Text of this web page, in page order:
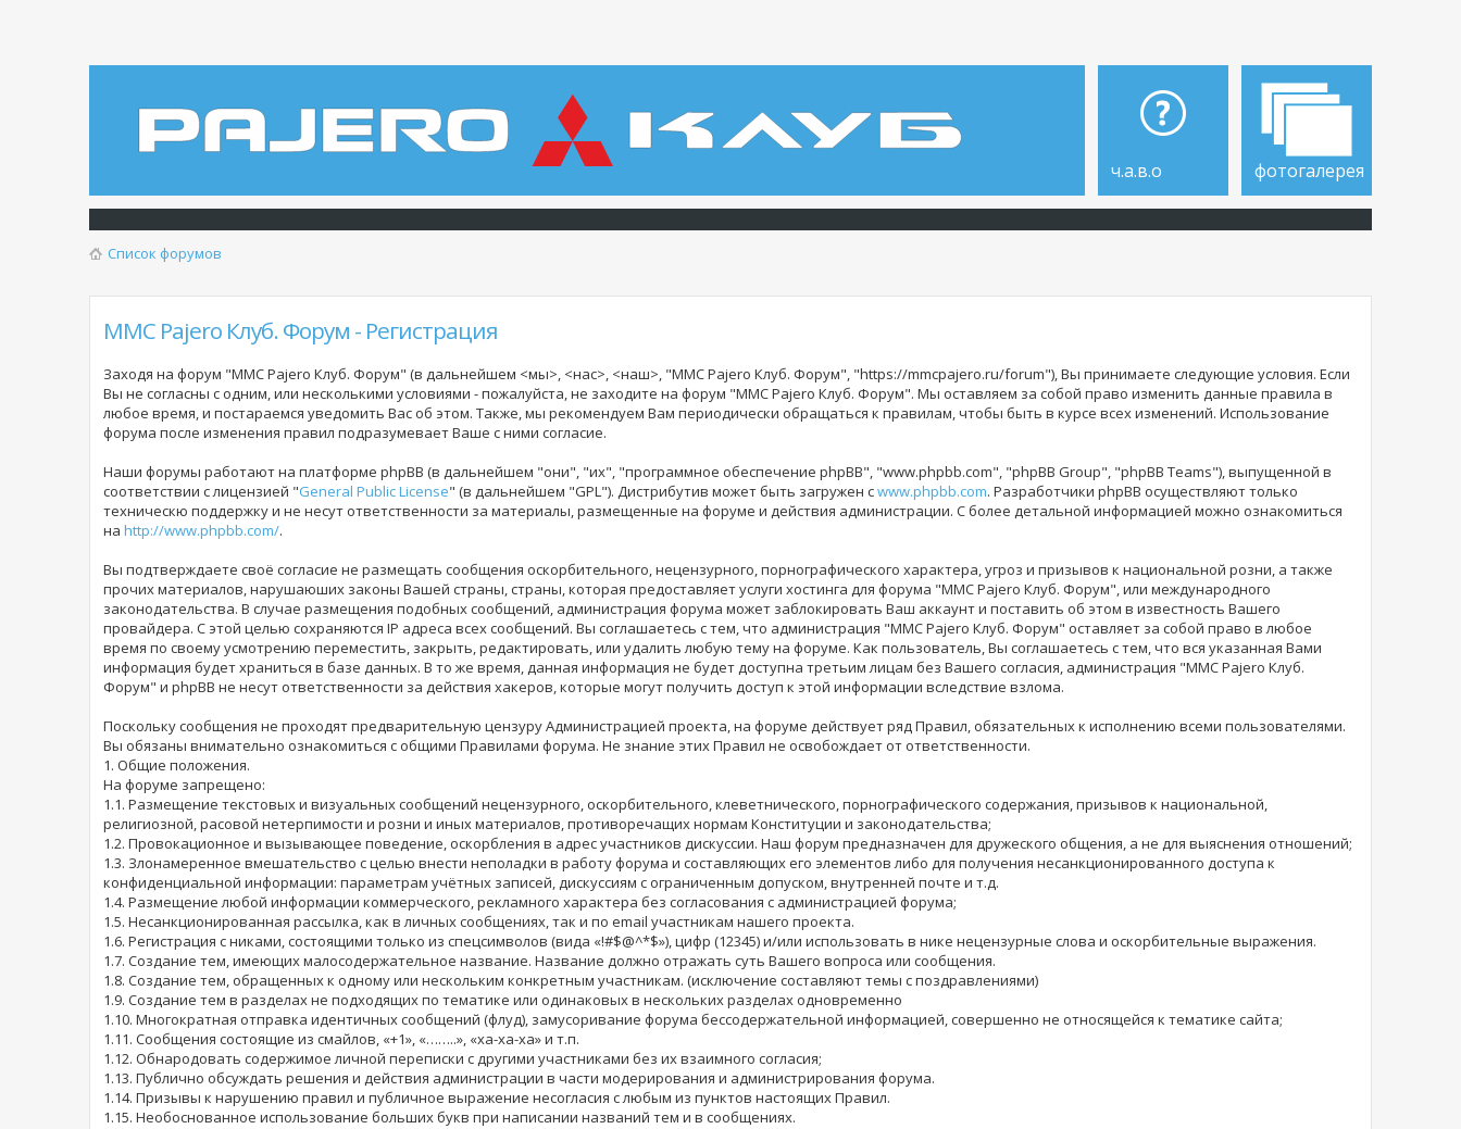
ч.а.в.о фотогалерея
Список форумов
MMC Pajero Клуб. Форум - Регистрация
Заходя на форум "MMC Pajero Клуб. Форум" (в дальнейшем <мы>, <нас>, <наш>, "MMC Pajero Клуб. Форум", "https://mmcpajero.ru/forum"), Вы принимаете следующие условия. Если
Вы не согласны с одним, или несколькими условиями - пожалуйста, не заходите на форум "MMC Pajero Клуб. Форум". Мы оставляем за собой право изменить данные правила в
любое время, и постараемся уведомить Вас об этом. Также, мы рекомендуем Вам периодически обращаться к правилам, чтобы быть в курсе всех изменений. Использование
форума после изменения правил подразумевает Ваше с ними согласие.
Наши форумы работают на платформе phpBB (в дальнейшем "они", "их", "программное обеспечение phpBB", "www.phpbb.com", "phpBB Group", "phpBB Teams"), выпущенной в
соответствии с лицензией "General Public License" (в дальнейшем "GPL"). Дистрибутив может быть загружен сwww.phpbb.com. Разработчики phpBB осуществляют только
техническю поддержку и не несут ответственности за материалы, размещенные на форуме и действия администрации. С более детальной информацией можно ознакомиться
на http://www.phpbb.com/.
Вы подтверждаете своё согласие не размещать сообщения оскорбительного, нецензурного, порнографического характера, угроз и призывов к национальной розни, а также
прочих материалов, нарушаюших законы Вашей страны, страны, которая предоставляет услуги хостинга для форума "MMC Pajero Клуб. Форум", или международного
законодательства. В случае размещения подобных сообщений, администрация форума может заблокировать Ваш аккаунт и поставить об этом в известность Вашего
провайдера. С этой целью сохраняются IP адреса всех сообщений. Вы соглашаетесь с тем, что администрация "MMC Pajero Клуб. Форум" оставляет за собой право в любое
время по своему усмотрению переместить, закрыть, редактировать, или удалить любую тему на форуме. Как пользователь, Вы соглашаетесь с тем, что вся указанная Вами
информация будет храниться в базе данных. В то же время, данная информация не будет доступна третьим лицам без Вашего согласия, администрация "MMC Pajero Клуб.
Форум" и phpBB не несут ответственности за действия хакеров, которые могут получить доступ к этой информации вследствие взлома.
Поскольку сообщения не проходят предварительную цензуру Администрацией проекта, на форуме действует ряд Правил, обязательных к исполнению всеми пользователями.
Вы обязаны внимательно ознакомиться с общими Правилами форума. Не знание этих Правил не освобождает от ответственности.
1. Общие положения.
На форуме запрещено:
1.1. Размещение текстовых и визуальных сообщений нецензурного, оскорбительного, клеветнического, порнографического содержания, призывов к национальной,
религиозной, расовой нетерпимости и розни и иных материалов, противоречащих нормам Конституции и законодательства;
1.2. Провокационное и вызывающее поведение, оскорбления в адрес участников дискуссии. Наш форум предназначен для дружеского общения, а не для выяснения отношений;
1.3. Злонамеренное вмешательство с целью внести неполадки в работу форума и составляющих его элементов либо для получения несанкционированного доступа к
конфиденциальной информации: параметрам учётных записей, дискуссиям с ограниченным допуском, внутренней почте и т.д.
1.4. Размещение любой информации коммерческого, рекламного характера без согласования с администрацией форума;
1.5. Несанкционированная рассылка, как в личных сообщениях, так и по email участникам нашего проекта.
1.6. Регистрация с никами, состоящими только из спецсимволов (вида «!#$@^*$»), цифр (12345) и/или использовать в нике нецензурные слова и оскорбительные выражения.
1.7. Создание тем, имеющих малосодержательное название. Название должно отражать суть Вашего вопроса или сообщения.
1.8. Создание тем, обращенных к одному или нескольким конкретным участникам. (исключение составляют темы с поздравлениями)
1.9. Создание тем в разделах не подходящих по тематике или одинаковых в нескольких разделах одновременно
1.10. Многократная отправка идентичных сообщений (флуд), замусоривание форума бессодержательной информацией, совершенно не относящейся к тематике сайта;
1.11. Сообщения состоящие из смайлов, «+1», «……..», «ха-ха-ха» и т.п.
1.12. Обнародовать содержимое личной переписки с другими участниками без их взаимного согласия;
1.13. Публично обсуждать решения и действия администрации в части модерирования и администрирования форума.
1.14. Призывы к нарушению правил и публичное выражение несогласия с любым из пунктов настоящих Правил.
1.15. Необоснованное использование больших букв при написании названий тем и в сообщениях.